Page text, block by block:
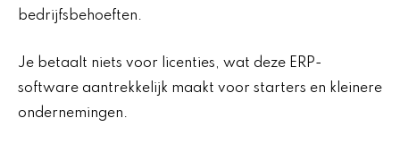
bedrijfsbehoeften.
Je betaalt niets voor licenties, wat deze ERP-
software aantrekkelijk maakt voor starters en kleinere
ondernemingen.